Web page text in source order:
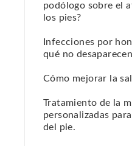
podólogo sobre el
los pies?
Infecciones por
qué no
Cómo mejorar la
Tratamiento de la
personalizadas
del pie.